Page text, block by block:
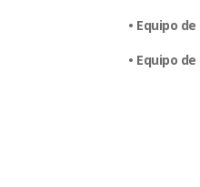
• Equipo
• Equipo